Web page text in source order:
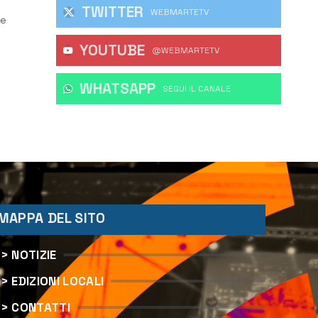
TWITTER WEBMARTETV
YOUTUBE @WEBMARTETV
WHATSAPP ‎SEGUI IL CANALE
DEL SITO
> NOTIZIE
> EDIZIONI LOCALI
> CONTATTI